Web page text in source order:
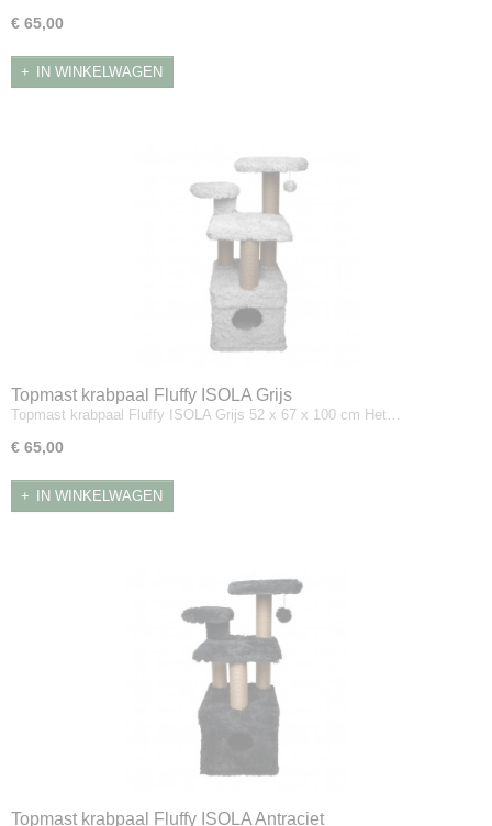
€ 65,00
IN WINKELWAGEN
Topmast krabpaal Fluffy ISOLA Grijs
Topmast krabpaal Fluffy ISOLA Grijs 52 x 67 x 100 cm Het…
€ 65,00
IN WINKELWAGEN
Topmast krabpaal Fluffy ISOLA Antraciet